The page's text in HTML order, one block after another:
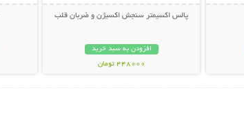
پالس اکسیمتر سنجش اکسیژن و ضربان قلب
افزودن به سبد خرید
448000 تومان